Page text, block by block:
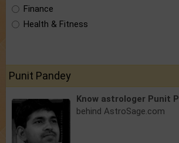
Finance
Health & Fitness
Punit Pandey
Know astrologer Punit
behind AstroSage.com